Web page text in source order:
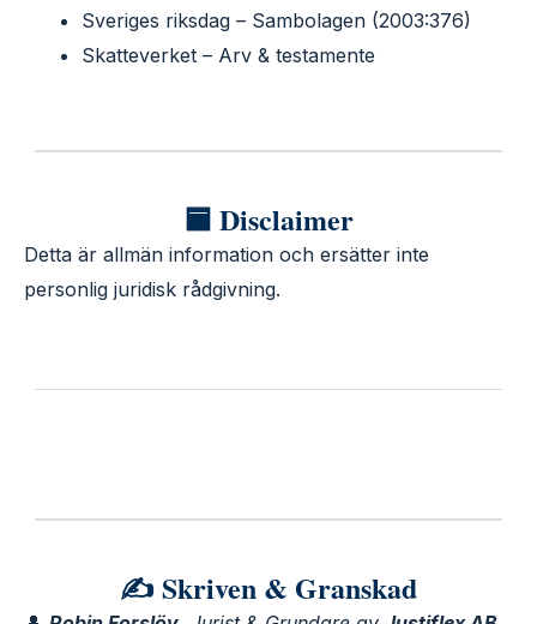
Sveriges riksdag – Sambolagen (2003:376)
Skatteverket – Arv & testamente
🟦 Disclaimer
Detta är allmän information och ersätter inte
personlig juridisk rådgivning.
✍️ Skriven & Granskad